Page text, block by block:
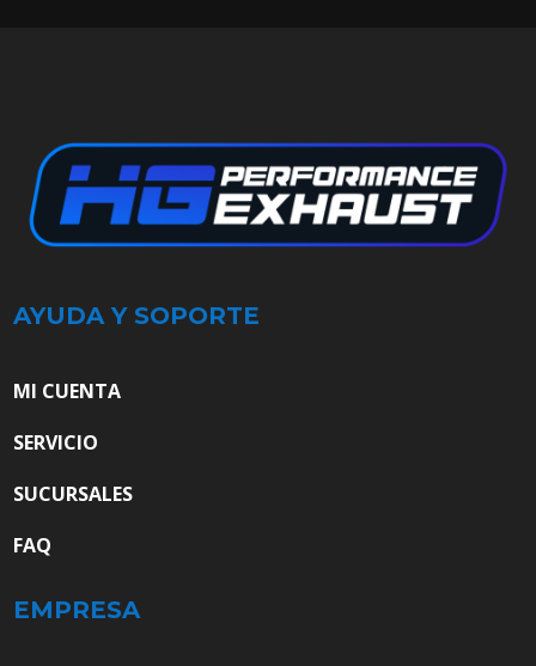
AYUDA Y SOPORTE
MI CUENTA
SERVICIO
SUCURSALES
FAQ
EMPRESA